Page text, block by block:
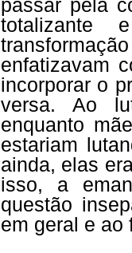
passar pela
totalizante
enfatizavam
incorporar o
versa. Ao
enquanto
estariam
ainda, elas
isso, a
questão
em geral e ao